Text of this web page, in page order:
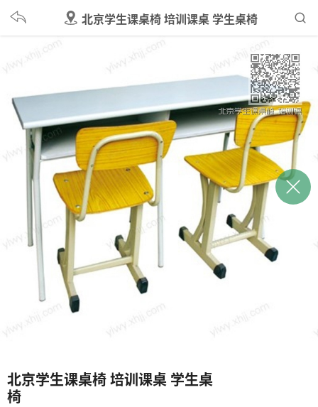
北京学生课桌椅 培训课桌 学生桌椅
北京学生课桌椅 培训课桌 学生桌
椅